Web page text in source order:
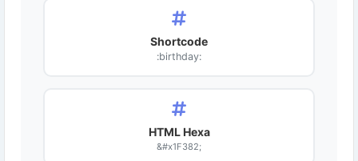
Shortcode
:birthday:
HTML Hexa
&#x1F382;